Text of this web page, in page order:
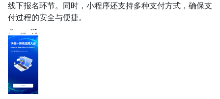
线下报名环节。同时，小程序还支持多种支付方式，确保支
付过程的安全与便捷。